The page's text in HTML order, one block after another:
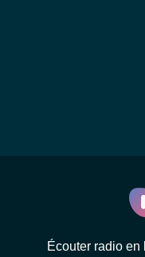
Écouter radio